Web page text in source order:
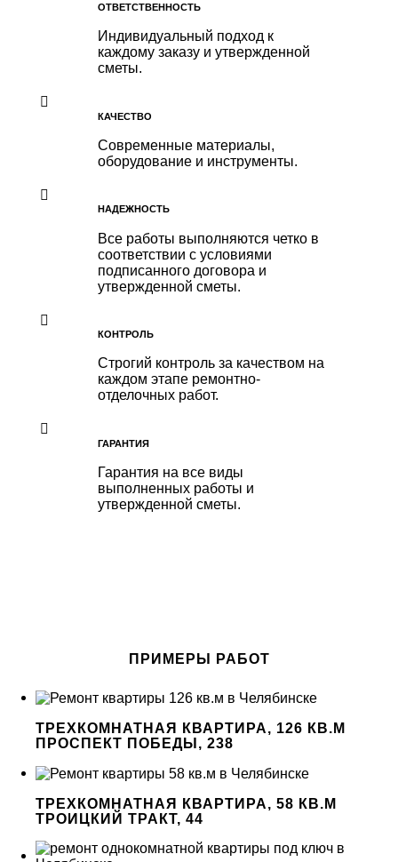
ОТВЕТСТВЕННОСТЬ
Индивидуальный подход к
каждому заказу и утвержденной
сметы.
КАЧЕСТВО
Современные материалы,
оборудование и инструменты.
НАДЕЖНОСТЬ
Все работы выполняются четко в
соответствии с условиями
подписанного договора и
утвержденной сметы.
КОНТРОЛЬ
Строгий контроль за качеством на
каждом этапе ремонтно-
отделочных работ.
ГАРАНТИЯ
Гарантия на все виды
выполненных работы и
утвержденной сметы.
ПРИМЕРЫ РАБОТ
ТРЕХКОМНАТНАЯ КВАРТИРА, 126 КВ.М
ПРОСПЕКТ ПОБЕДЫ, 238
ТРЕХКОМНАТНАЯ КВАРТИРА, 58 КВ.М
ТРОИЦКИЙ ТРАКТ, 44